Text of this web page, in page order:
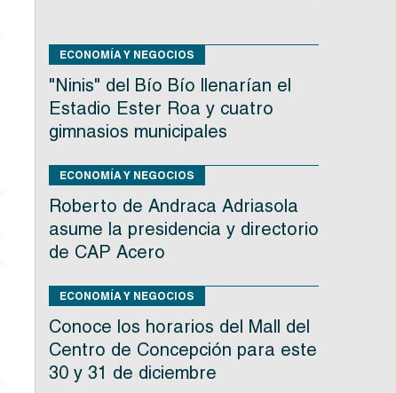
ECONOMÍA Y NEGOCIOS
"Ninis" del Bío Bío llenarían el
Estadio Ester Roa y cuatro
gimnasios municipales
ECONOMÍA Y NEGOCIOS
Roberto de Andraca Adriasola
asume la presidencia y directorio
de CAP Acero
ECONOMÍA Y NEGOCIOS
Conoce los horarios del Mall del
Centro de Concepción para este
30 y 31 de diciembre